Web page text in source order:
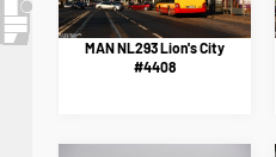
MAN NL293 Lion's City
#4408